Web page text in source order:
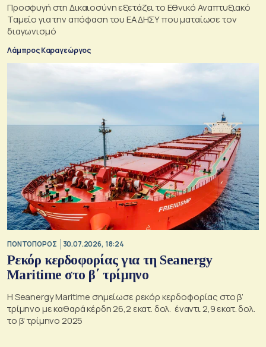
Προσφυγή στη Δικαιοσύνη εξετάζει το Εθνικό Αναπτυξιακό
Ταμείο για την απόφαση του ΕΑΔΗΣΥ που ματαίωσε τον
διαγωνισμό
Λάμπρος Καραγεώργος
ΠΟΝΤΟΠΟΡΟΣ 30.07.2026, 18:24
Ρεκόρ κερδοφορίας για τη Seanergy
Maritime στο β΄ τρίμηνο
Η Seanergy Maritime σημείωσε ρεκόρ κερδοφορίας στο β’
τρίμηνο με καθαρά κέρδη 26,2 εκατ. δολ. έναντι 2,9 εκατ. δολ.
το β' τρίμηνο 2025